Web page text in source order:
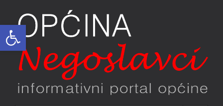
Open toolbar
content